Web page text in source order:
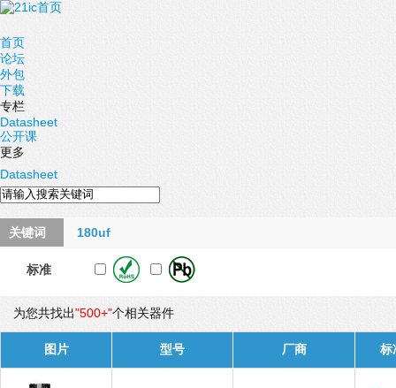
首页
论坛
外包
下载
专栏
Datasheet
公开课
更多
Datasheet
关键词 180uf
标准
为您共找出"500+"个相关器件
图片 型号 厂商 标